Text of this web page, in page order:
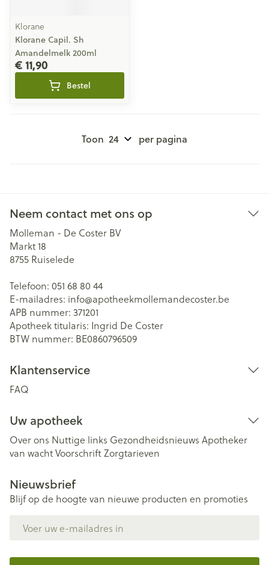
Klorane
Klorane Capil. Sh
Amandelmelk 200ml
€ 11,90
Bestel
Toon per pagina
Neem contact met ons op
Molleman - De Coster BV
Markt 18
8755 Ruiselede
Telefoon: 051 68 80 44
E-mailadres: info@apotheekmollemandecoster.be
APB nummer: 371201
Apotheek titularis: Ingrid De Coster
BTW nummer: BE0860796509
Klantenservice
FAQ
Uw apotheek
Over ons Nuttige links Gezondheidsnieuws Apotheker
van wachtVoorschriftZorgtarieven
Nieuwsbrief
Blijf op de hoogte van nieuwe producten en promoties